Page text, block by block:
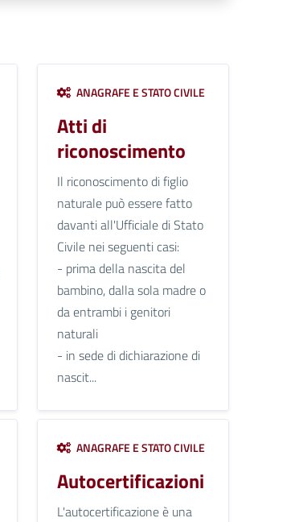
ANAGRAFE E STATO CIVILE
Atti di
riconoscimento
Il riconoscimento di figlio
naturale può essere fatto
davanti all'Ufficiale di Stato
Civile nei seguenti casi:
- prima della nascita del
bambino, dalla sola madre o
da entrambi i genitori
naturali
- in sede di dichiarazione di
nascit...
ANAGRAFE E STATO CIVILE
Autocertificazioni
L'autocertificazione è una